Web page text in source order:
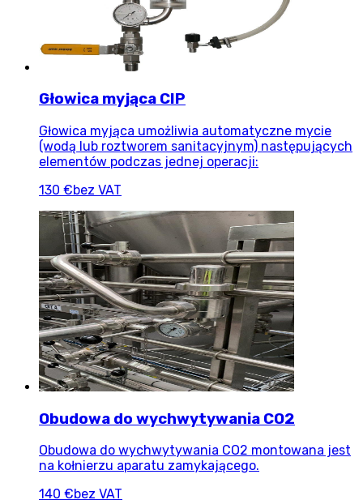
Głowica myjąca CIP
Głowica myjąca umożliwia automatyczne mycie
(wodą lub roztworem sanitacyjnym) następujących
elementów podczas jednej operacji:
130 €bez VAT
Obudowa do wychwytywania CO2
Obudowa do wychwytywania CO2 montowana jest
na kołnierzu aparatu zamykającego.
140 €bez VAT